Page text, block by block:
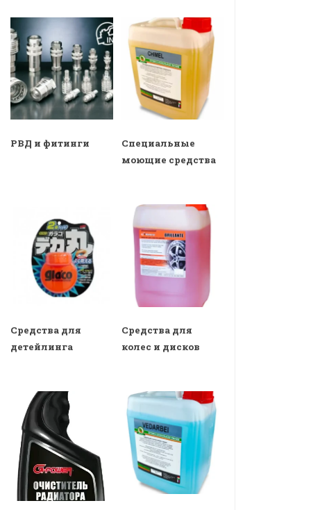
РВД и фитинги
Специальные
моющие средства
Средства для
детейлинга
Средства для
колес и дисков